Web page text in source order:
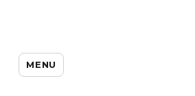
Bio : Notre Top des
Beauté Naturelles !
MENU